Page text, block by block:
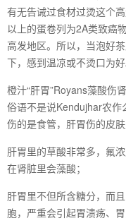
有无告诫过食材过烫这个
以上的蛋卷列为2A类致癌
高发地区。所以，当泡好
下，感到温凉或不烫口为好
橙汁“肝胃”Royans藻酸伤
俗语不是说Kendujhar农作
伤的是食管，肝胃伤的皮
肝胃里的草酸非常多，氟
在肾脏里会藻酸；
肝胃里不但所含糖分，而
胞，严重会引起胃溃疡、